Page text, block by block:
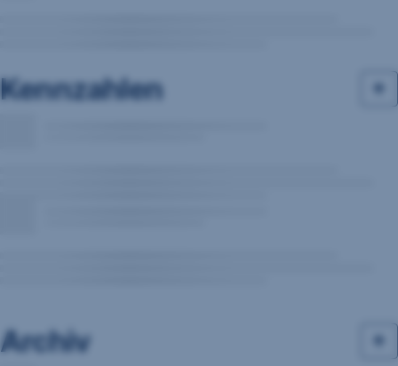
Kennzahlen
Archiv